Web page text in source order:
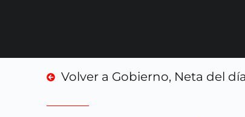
Volver a Gobierno, Neta del día